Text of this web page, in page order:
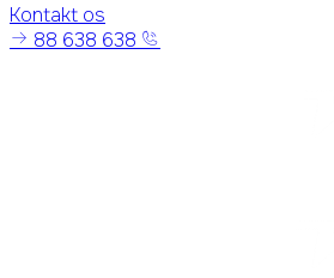
Kontakt os
88 638 638